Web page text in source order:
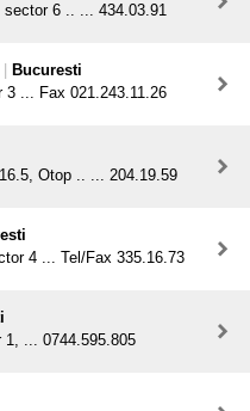
sector 6 .. ... 434.03.91
Bucuresti
3 ... Fax 021.243.11.26
Otop .. ... 204.19.59
4 ... Tel/Fax 335.16.73
1, ... 0744.595.805